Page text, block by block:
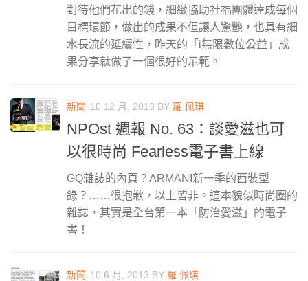
對待他們花出的錢，細緻協助社福團體達成每個
目標環節，做出的成果不但讓人驚艷，也具有細
水長流的延續性，昨天的「i無限數位公益」成
果分享就做了一個很好的示範。
新聞 10 12 月, 2013 BY 羅 佩琪
NPOst 週報 No. 63：談愛滋也可
以很時尚 Fearless電子書上線
GQ雜誌的內頁？ARMANI新一季的西裝型
錄？……很抱歉，以上皆非。這本貌似時尚圈的
雜誌，其實是全台第一本「防治愛滋」的電子
書！
新聞 10 6 月, 2013 BY 羅 佩琪